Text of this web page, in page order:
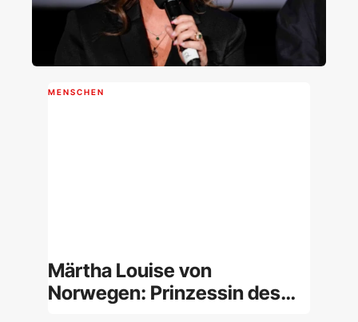
MENSCHEN
Märtha Louise von
Norwegen: Prinzessin des